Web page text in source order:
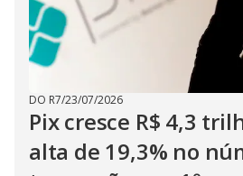
DO R7/23/07/2026
Pix cresce R$ 4,3
alta de 19,3% no